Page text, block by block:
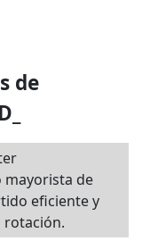
de
mayorista de
eficiente y
rotación.